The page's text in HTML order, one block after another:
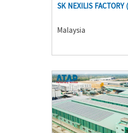
SK NEXILIS
Malaysia